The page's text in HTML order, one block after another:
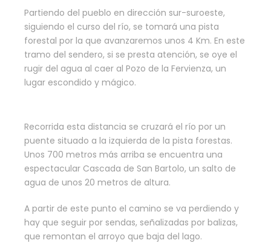
Partiendo del pueblo en dirección sur-suroeste,
siguiendo el curso del río, se tomará una pista
forestal por la que avanzaremos unos 4 Km. En este
tramo del sendero, si se presta atención, se oye el
rugir del agua al caer al Pozo de la Fervienza, un
lugar escondido y mágico.
Recorrida esta distancia se cruzará el río por un
puente situado a la izquierda de la pista forestas.
Unos 700 metros más arriba se encuentra una
espectacular Cascada de San Bartolo, un salto de
agua de unos 20 metros de altura.
A partir de este punto el camino se va perdiendo y
hay que seguir por sendas, señalizadas por balizas,
que remontan el arroyo que baja del lago.